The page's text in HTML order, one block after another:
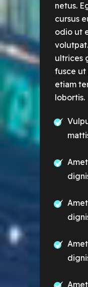
netus.
cursus
odio ut
ultrices
fusce ut
etiam
lobortis.